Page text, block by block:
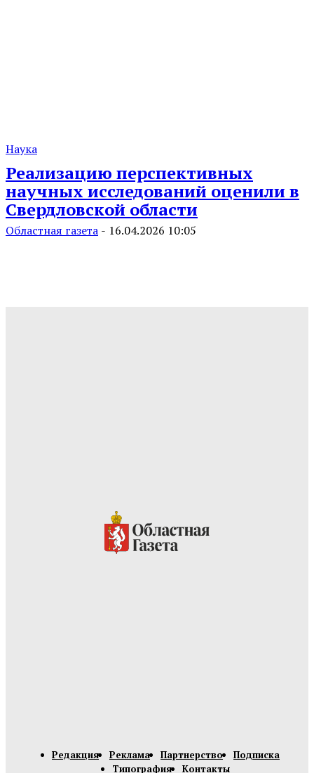
Наука
Реализацию перспективных
научных исследований оценили в
Свердловской области
Областная газета - 16.04.2026 10:05
Редакция Реклама Партнерство
Подписка
Типография
Контакты